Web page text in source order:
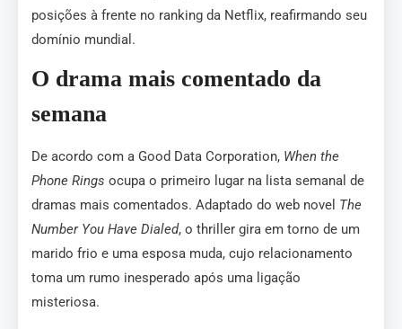
posições à frente no ranking da Netflix, reafirmando seu
domínio mundial.
O drama mais comentado da
semana
De acordo com a Good Data Corporation, When the
Phone Rings ocupa o primeiro lugar na lista semanal de
dramas mais comentados. Adaptado do web novel The
Number You Have Dialed, o thriller gira em torno de um
marido frio e uma esposa muda, cujo relacionamento
toma um rumo inesperado após uma ligação
misteriosa.